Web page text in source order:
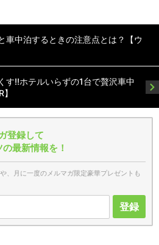
車中泊するときの注意点とは？【ウ
す!!ホテルいらずの1台で贅沢車中
登録して
最新情報を！
、月に一度のメルマガ限定豪華プレゼントも
登録